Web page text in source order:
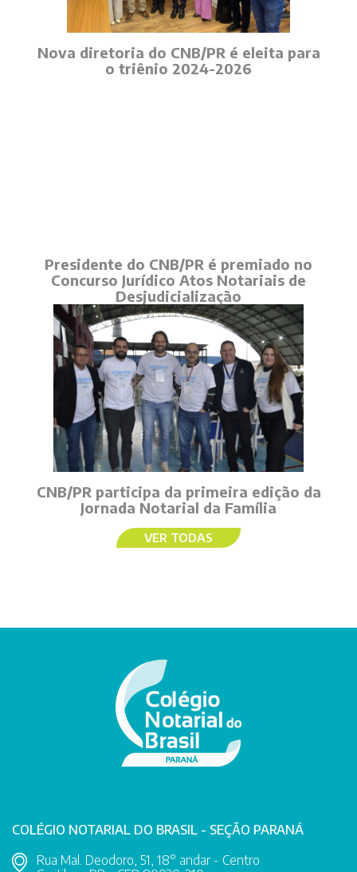
Nova diretoria do CNB/PR é eleita para
o triênio 2024-2026
Presidente do CNB/PR é premiado no
Concurso Jurídico Atos Notariais de
Desjudicialização
CNB/PR participa da primeira edição da
Jornada Notarial da Família
VER TODAS
COLÉGIO NOTARIAL DO BRASIL - SEÇÃO PARANÁ
Rua Mal. Deodoro, 51, 18° andar - Centro